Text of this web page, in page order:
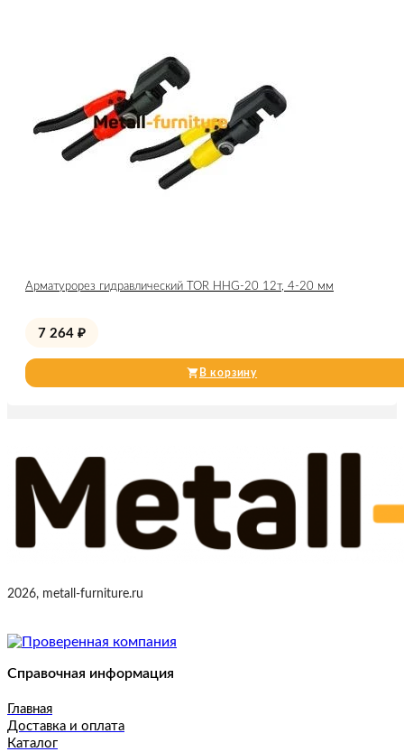
Арматурорез гидравлический TOR HHG-20 12т, 4-20 мм
7 264 ₽
В корзину
2026, metall-furniture.ru
Справочная информация
Главная
Доставка и оплата
Каталог